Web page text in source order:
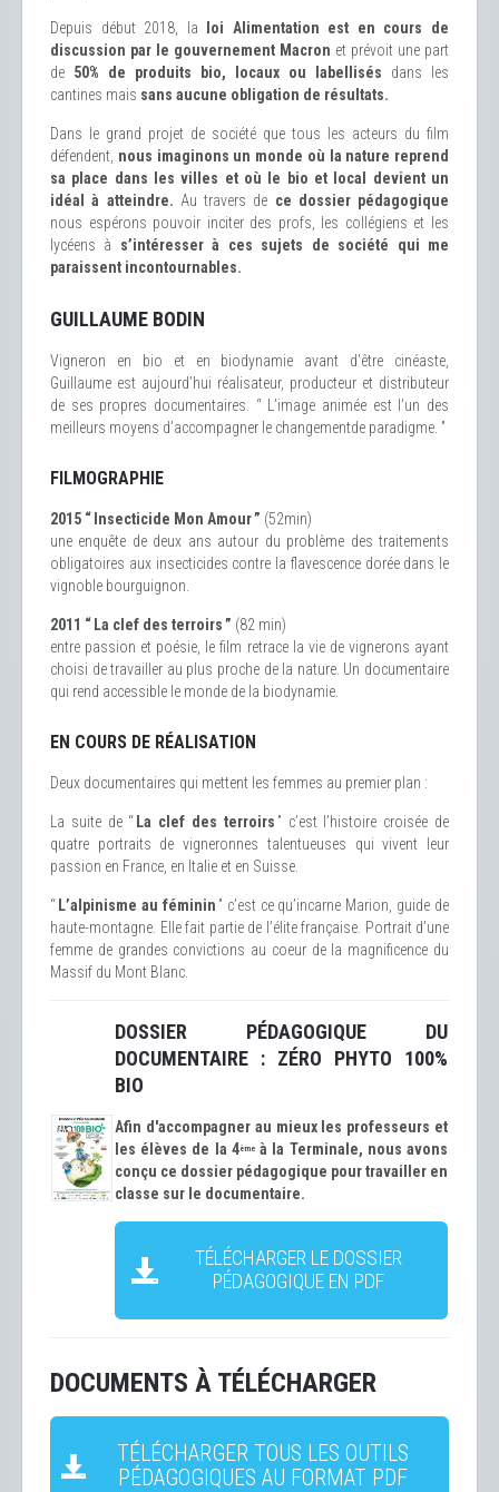
Depuis début 2018, la
loi Alimentation est en cours de
discussion par le gouvernement Macron et prévoit une part
de 50% de produits bio, locaux ou labellisés dans les
cantines mais sans aucune obligation de résultats.
Dans le grand projet de société que tous les acteurs du film
défendent, nous imaginons un monde où la nature reprend
sa place dans les villes et où le bio et local devient un
idéal à atteindre. Au travers de ce dossier pédagogique
nous espérons pouvoir inciter des profs, les collégiens et les
lycéens à s’intéresser à ces sujets de société qui me
paraissent incontournables.
GUILLAUME BODIN
Vigneron en bio et en biodynamie avant d’être cinéaste,
Guillaume est aujourd’hui réalisateur, producteur et distributeur
de ses propres documentaires. “ L’image animée est l’un des
meilleurs moyens d’accompagner le changementde paradigme. ”
FILMOGRAPHIE
2015 “ Insecticide Mon Amour ” (52min)
une enquête de deux ans autour du problème des traitements
obligatoires aux insecticides contre la flavescence dorée dans le
vignoble bourguignon.
2011 “ La clef des terroirs ” (82 min)
entre passion et poésie, le film retrace la vie de vignerons ayant
choisi de travailler au plus proche de la nature. Un documentaire
qui rend accessible le monde de la biodynamie.
EN COURS DE RÉALISATION
Deux documentaires qui mettent les femmes au premier plan :
La suite de “ La clef des terroirs” c’est l’histoire croisée de
quatre portraits de vigneronnes talentueuses qui vivent leur
passion en France, en Italie et en Suisse.
“ L’alpinisme au féminin” c’est ce qu’incarne Marion, guide de
haute-montagne. Elle fait partie de l’élite française. Portrait d’une
femme de grandes convictions au coeur de la magnificence du
Massif du Mont Blanc.
DOSSIER PÉDAGOGIQUE DU
DOCUMENTAIRE : ZÉRO PHYTO 100%
BIO
Afin d'accompagner au mieux les professeurs et
les élèves de la 4èmeà la Terminale, nous avons
conçu ce dossier pédagogique pour travailler en
classe sur le documentaire.
TÉLÉCHARGER LE DOSSIER
PÉDAGOGIQUE EN PDF
DOCUMENTS À TÉLÉCHARGER
TÉLÉCHARGER TOUS LES OUTILS
PÉDAGOGIQUES AU FORMAT PDF